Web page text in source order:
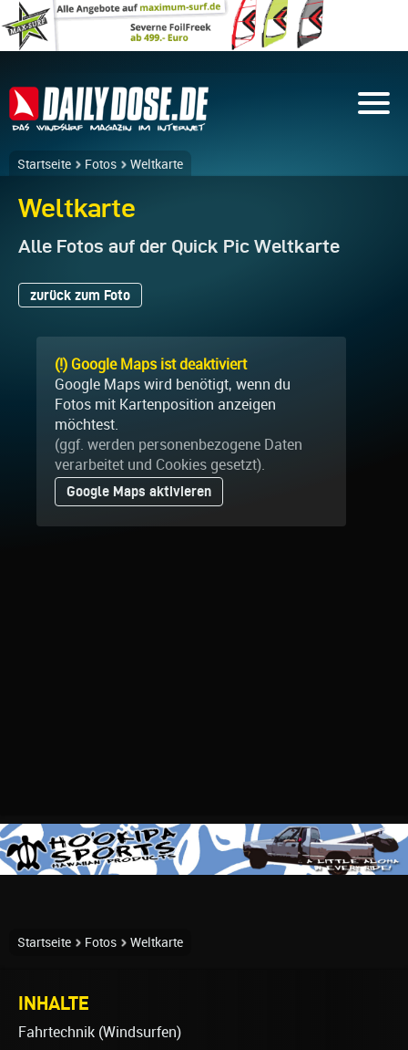
Startseite Fotos Weltkarte
Weltkarte
Alle Fotos auf der Quick Pic Weltkarte
zurück zum Foto
(!) Google Maps ist deaktiviert
Google Maps wird benötigt, wenn du
Fotos mit Kartenposition anzeigen
möchtest.
(ggf. werden personen­bezogene Daten
verarbeitet und Cookies gesetzt).
Google Maps aktivieren
Startseite Fotos Weltkarte
INHALTE
Fahrtechnik (Windsurfen)